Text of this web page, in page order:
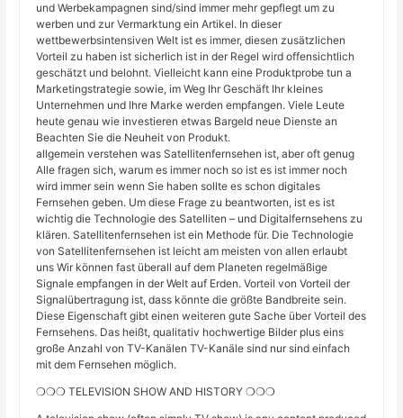
und Werbekampagnen sind/sind immer mehr gepflegt um zu
werben und zur Vermarktung ein Artikel. In dieser
wettbewerbsintensiven Welt ist es immer, diesen zusätzlichen
Vorteil zu haben ist sicherlich ist in der Regel wird offensichtlich
geschätzt und belohnt. Vielleicht kann eine Produktprobe tun a
Marketingstrategie sowie, im Weg Ihr Geschäft Ihr kleines
Unternehmen und Ihre Marke werden empfangen. Viele Leute
heute genau wie investieren etwas Bargeld neue Dienste an
Beachten Sie die Neuheit von Produkt.
allgemein verstehen was Satellitenfernsehen ist, aber oft genug
Alle fragen sich, warum es immer noch so ist es ist immer noch
wird immer sein wenn Sie haben sollte es schon digitales
Fernsehen geben. Um diese Frage zu beantworten, ist es ist
wichtig die Technologie des Satelliten – und Digitalfernsehens zu
klären. Satellitenfernsehen ist ein Methode für. Die Technologie
von Satellitenfernsehen ist leicht am meisten von allen erlaubt
uns Wir können fast überall auf dem Planeten regelmäßige
Signale empfangen in der Welt auf Erden. Vorteil von Vorteil der
Signalübertragung ist, dass könnte die größte Bandbreite sein.
Diese Eigenschaft gibt einen weiteren gute Sache über Vorteil des
Fernsehens. Das heißt, qualitativ hochwertige Bilder plus eins
große Anzahl von TV-Kanälen TV-Kanäle sind nur sind einfach
mit dem Fernsehen möglich.
❍❍❍ TELEVISION SHOW AND HISTORY ❍❍❍